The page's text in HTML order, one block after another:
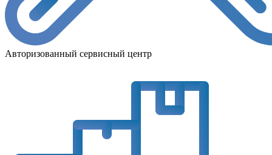
Авторизованный сервисный центр